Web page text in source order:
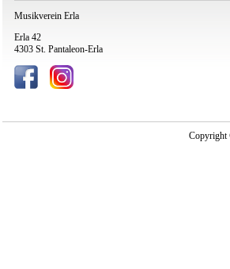
Musikverein Erla
Erla 42
4303 St. Pantaleon-Erla
Copyright